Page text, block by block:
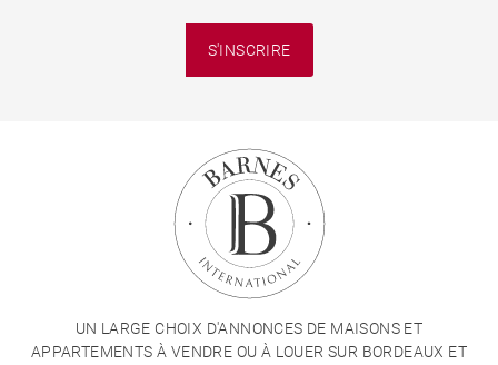
S'INSCRIRE
UN LARGE CHOIX D'ANNONCES DE MAISONS ET
APPARTEMENTS À VENDRE OU À LOUER SUR BORDEAUX ET